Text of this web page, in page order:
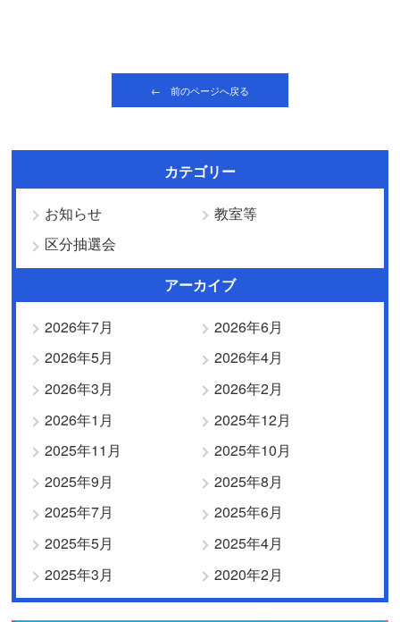
← 前のページへ戻る
カテゴリー
お知らせ
教室等
区分抽選会
アーカイブ
2026年7月
2026年6月
2026年5月
2026年4月
2026年3月
2026年2月
2026年1月
2025年12月
2025年11月
2025年10月
2025年9月
2025年8月
2025年7月
2025年6月
2025年5月
2025年4月
2025年3月
2020年2月